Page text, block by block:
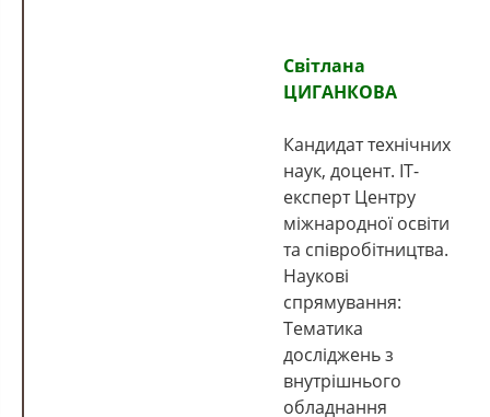
Світлана
ЦИГАНКОВА
Кандидат технічних
наук, доцент. IT-
експерт Центру
міжнародної освіти
та співробітництва.
Наукові
спрямування:
Тематика
досліджень з
внутрішнього
обладнання